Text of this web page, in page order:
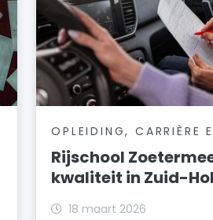
OPLEIDING, CARRIÈRE
Rijschool
kwaliteit in Zuid-
18 maart 2026